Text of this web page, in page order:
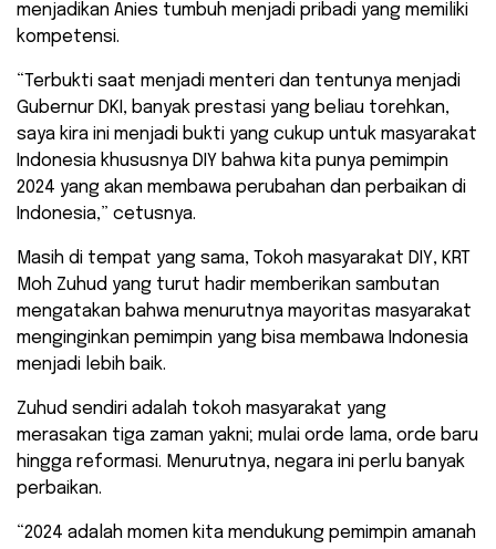
menjadikan Anies tumbuh menjadi pribadi yang memiliki
kompetensi.
“Terbukti saat menjadi menteri dan tentunya menjadi
Gubernur DKI, banyak prestasi yang beliau torehkan,
saya kira ini menjadi bukti yang cukup untuk masyarakat
Indonesia khususnya DIY bahwa kita punya pemimpin
2024 yang akan membawa perubahan dan perbaikan di
Indonesia,” cetusnya.
Masih di tempat yang sama, Tokoh masyarakat DIY, KRT
Moh Zuhud yang turut hadir memberikan sambutan
mengatakan bahwa menurutnya mayoritas masyarakat
menginginkan pemimpin yang bisa membawa Indonesia
menjadi lebih baik.
Zuhud sendiri adalah tokoh masyarakat yang
merasakan tiga zaman yakni; mulai orde lama, orde baru
hingga reformasi. Menurutnya, negara ini perlu banyak
perbaikan.
“2024 adalah momen kita mendukung pemimpin amanah